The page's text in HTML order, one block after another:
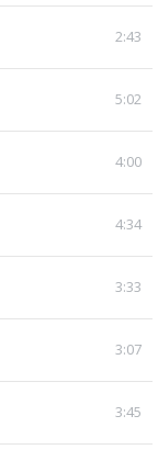
2:43
5:02
4:00
4:34
3:33
3:07
3:45